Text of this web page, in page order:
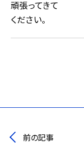
頑張ってきて
ください。
前の記事